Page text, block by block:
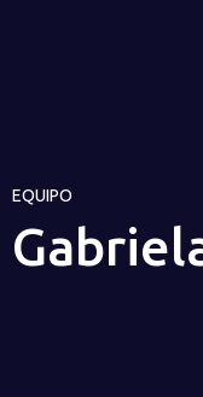
EQUIPO